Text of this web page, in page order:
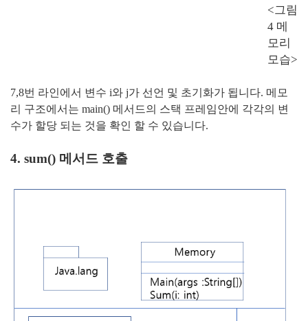
<그림
4 메
모리
모습>
7,8번 라인에서 변수 i와 j가 선언 및 초기화가 됩니다. 메모
리 구조에서는 main() 메서드의 스택 프레임안에 각각의 변
수가 할당 되는 것을 확인 할 수 있습니다.
4. sum() 메서드 호출